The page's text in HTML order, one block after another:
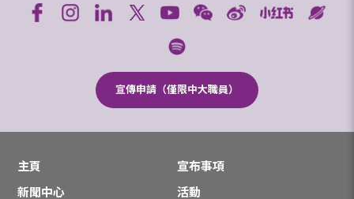
宣傳申請（僅限中大職員）
主頁
宣布事項
新聞中心
活動